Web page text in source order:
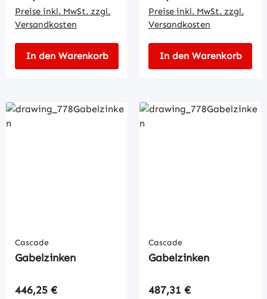
Preise inkl. MwSt. zzgl.
Versandkosten
In den Warenkorb
Preise inkl. MwSt. zzgl.
Versandkosten
In den Warenkorb
Cascade
Gabelzinken
Regulärer Preis:
446,25 €
Cascade
Gabelzinken
Regulärer Preis:
487,31 €